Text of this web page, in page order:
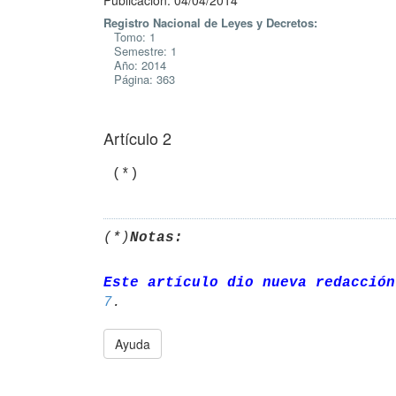
Registro Nacional de Leyes y Decretos:
Tomo: 1
Semestre: 1
Año: 2014
Página: 363
Artículo 2
(*)
(*)Notas:
Este artículo dio nueva
7
Ayuda